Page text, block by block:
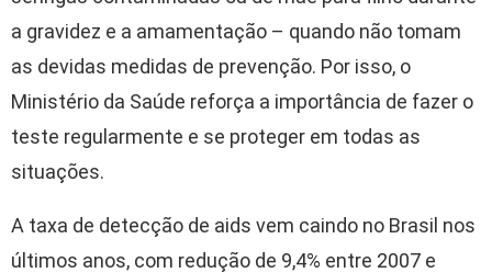
a gravidez e a amamentação – quando não tomam
as devidas medidas de prevenção. Por isso, o
Ministério da Saúde reforça a importância de fazer o
teste regularmente e se proteger em todas as
situações.
A taxa de detecção de aids vem caindo no Brasil nos
últimos anos, com redução de 9,4% entre 2007 e